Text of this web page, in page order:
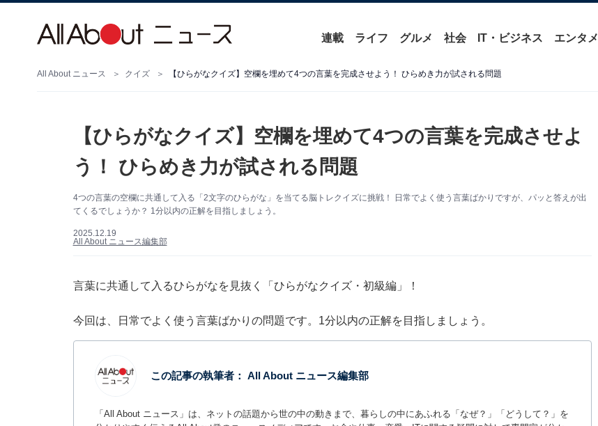
連載 ライフ グルメ 社会 IT・ビジネス エンタメ
All About ニュース クイズ 【ひらがなクイズ】空欄を埋めて4つの言葉を完成させよう！ ひらめき力が試される問題
【ひらがなクイズ】空欄を埋めて4つの言葉を完成させよ
う！ ひらめき力が試される問題
4つの言葉の空欄に共通して入る「2文字のひらがな」を当てる脳トレクイズに挑戦！ 日常でよく使う言葉ばかりですが、パッと答えが出
てくるでしょうか？ 1分以内の正解を目指しましょう。
2025.12.19
All About ニュース編集部
言葉に共通して入るひらがなを見抜く「ひらがなクイズ・初級編」！
今回は、日常でよく使う言葉ばかりの問題です。1分以内の正解を目指しましょう。
この記事の執筆者： All About ニュース編集部
「All About ニュース」は、ネットの話題から世の中の動きまで、暮らしの中にあふれる「なぜ？」「どうして？」を